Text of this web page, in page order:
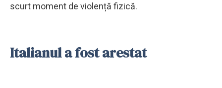
scurt moment de violență fizică.
Italianul a fost arestat